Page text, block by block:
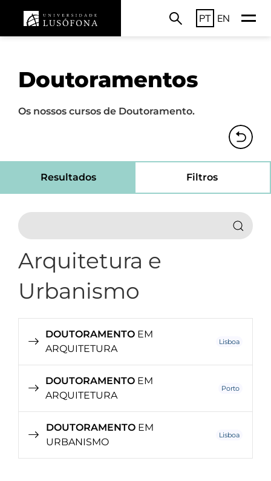
PT EN
Doutoramentos
Os nossos cursos de Doutoramento.
Resultados Filtros
Arquitetura e
Urbanismo
DOUTORAMENTOEM
ARQUITETURA
Lisboa
DOUTORAMENTO EM
ARQUITETURA
Porto
DOUTORAMENTO EM
URBANISMO
Lisboa